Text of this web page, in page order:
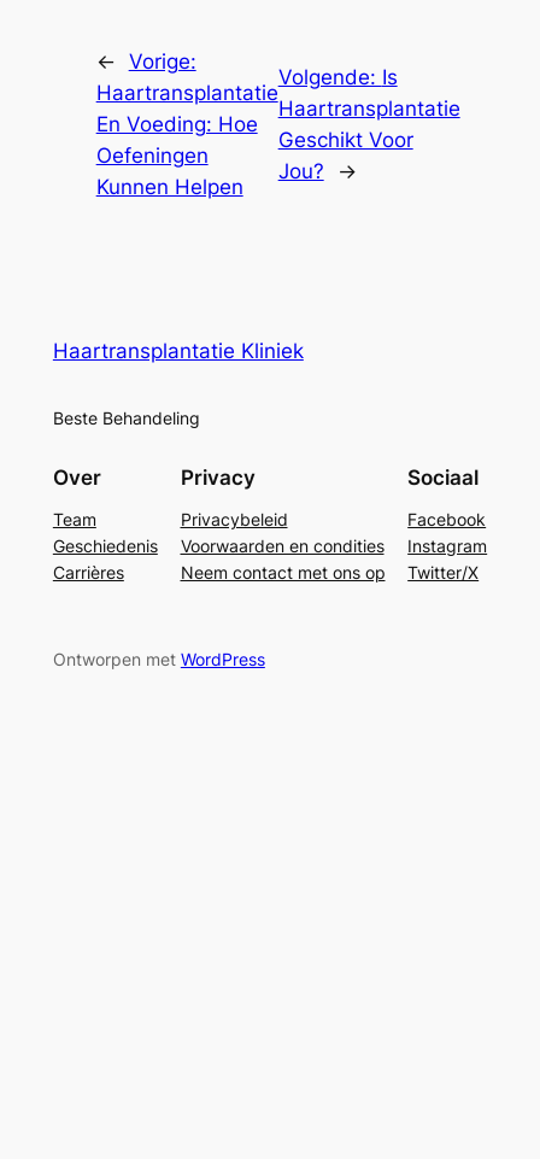
← Vorige:
Haartransplantatie
En Voeding: Hoe
Oefeningen
Kunnen Helpen
Volgende: Is
Haartransplantatie
Geschikt Voor
Jou?
→
Haartransplantatie Kliniek
Beste Behandeling
Over
Team
Geschiedenis
Carrières
Privacy
Privacybeleid
Voorwaarden en condities
Neem contact met ons op
Sociaal
Facebook
Instagram
Twitter/X
Ontworpen met WordPress